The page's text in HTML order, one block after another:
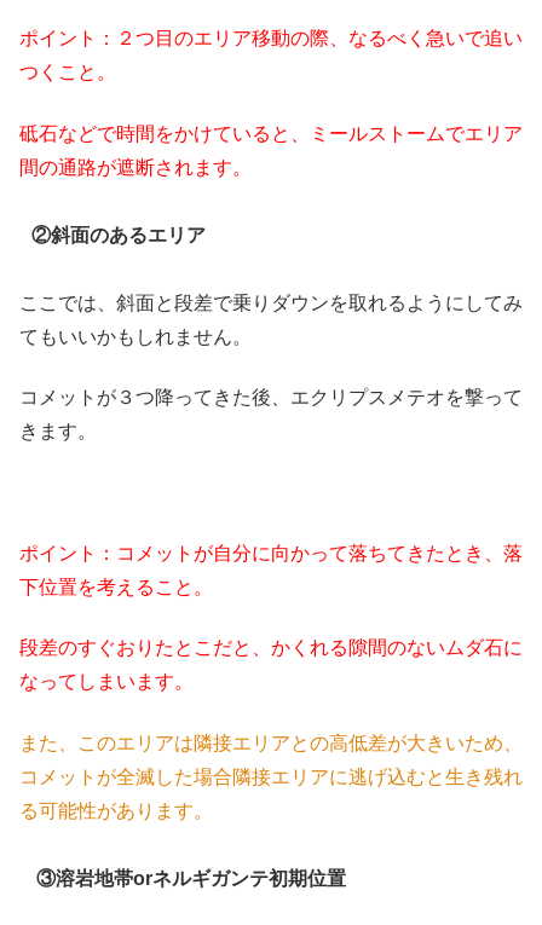
ポイント：２つ目のエリア移動の際、なるべく急いで追い
つくこと。
砥石などで時間をかけていると、ミールストームでエリア
間の通路が遮断されます。
②斜面のあるエリア
ここでは、斜面と段差で乗りダウンを取れるようにしてみ
てもいいかもしれません。
コメットが３つ降ってきた後、エクリプスメテオを撃って
きます。
ポイント：コメットが自分に向かって落ちてきたとき、落
下位置を考えること。
段差のすぐおりたとこだと、かくれる隙間のないムダ石に
なってしまいます。
また、このエリアは隣接エリアとの高低差が大きいため、
コメットが全滅した場合隣接エリアに逃げ込むと生き残れ
る可能性があります。
③溶岩地帯orネルギガンテ初期位置